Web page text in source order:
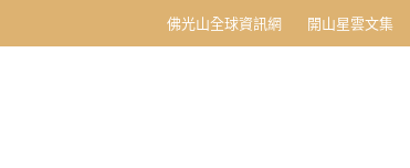
佛光山全球資訊網 開山星雲文集